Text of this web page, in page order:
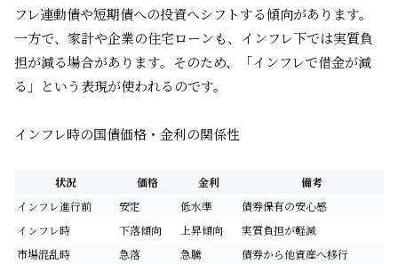
フレ連動債や短期債への投資へシフトする傾向があります。
一方で、家計や企業の住宅ローンも、インフレ下では実質負
担が減る場合があります。そのため、「インフレで借金が減
る」という表現が使われるのです。
インフレ時の国債価格・金利の関係性
状況 価格 金利
備考
インフレ進行前
安定 低水準
債券保有の安心感
インフレ時
下落傾向 上昇傾向
実質負担が軽減
市場混乱時
急落 急騰 債券から他資産へ移行